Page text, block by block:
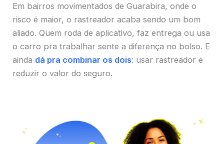
Em bairros movimentados de Guarabira, onde o
risco é maior, o rastreador acaba sendo um bom
aliado. Quem roda de aplicativo, faz entrega ou usa
o carro pra trabalhar sente a diferença no bolso. E
ainda dá pra combinar os dois: usar rastreador e
reduzir o valor do seguro.